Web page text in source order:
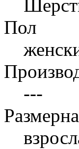
Пол
---